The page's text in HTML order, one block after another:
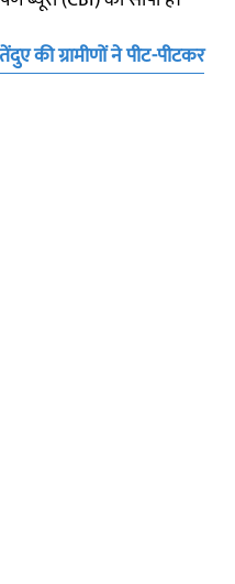
की ग्रामीणों ने पीट-पीटकर